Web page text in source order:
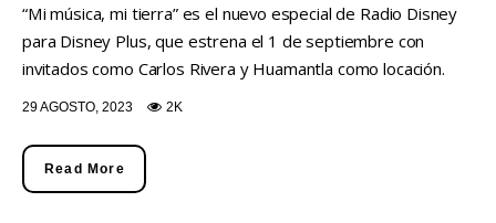
“Mi música, mi tierra” es el nuevo especial de Radio Disney
para Disney Plus, que estrena el 1 de septiembre con
invitados como Carlos Rivera y Huamantla como locación.
29 AGOSTO, 2023 2K
Read More